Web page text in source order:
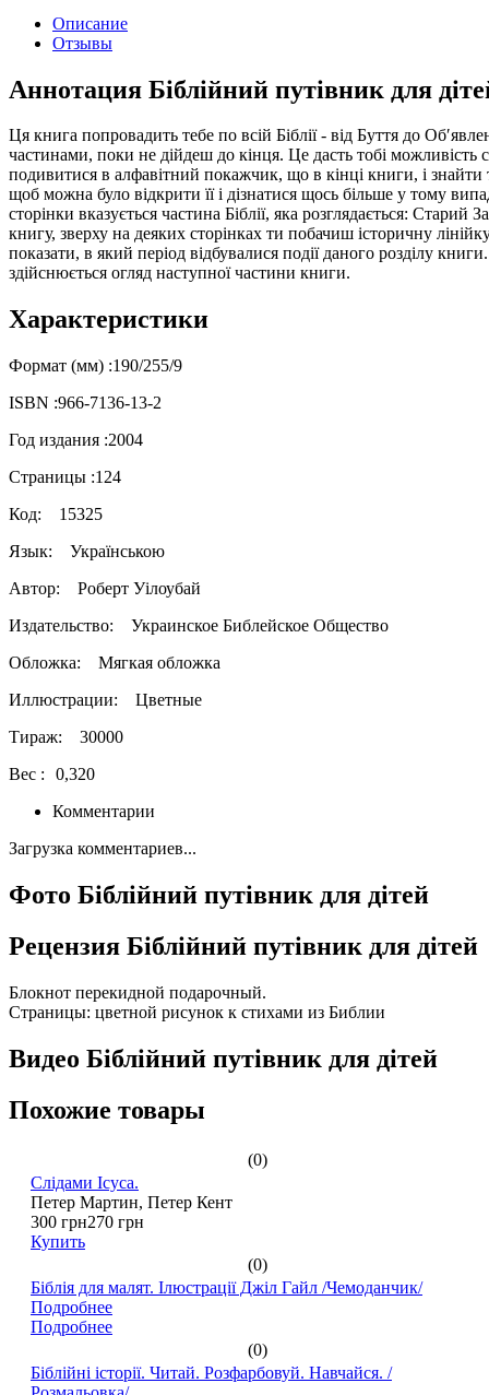
Описание
Отзывы
Аннотация Біблійний путівник для
Ця книга попровадить тебе по всій Біблії - від Буття до
частинами, поки не дійдеш до кінця. Це дасть тобі
подивитися в алфавітний покажчик, що в кінці книги, і
щоб можна було відкрити її і дізнатися щось більше у тому
сторінки вказується частина Біблії, яка розглядається:
книгу, зверху на деяких сторінках ти побачиш історичну
показати, в який період відбувалися події даного розділу
здійснюється огляд наступної частини книги.
Характеристики
Формат (мм) :190/255/9
ISBN :966-7136-13-2
Год издания :2004
Страницы :124
Код: 15325
Язык: Українською
Автор:
Роберт Уілоубай
Издательство:
Украинское Библейское Общество
Обложка: Мягкая обложка
Иллюстрации: Цветные
Тираж: 30000
Вес :
0,320
Комментарии
Загрузка комментариев...
Фото Біблійний путівник для дітей
Рецензия Біблійний путівник для дітей
Блокнот перекидной подарочный.
Страницы: цветной рисунок к стихами из Библии
Видео Біблійний путівник для дітей
Похожие товары
(0)
Слідами Ісуса.
Петер Мартин, Петер Кент
300 грн270 грн
Купить
(0)
Біблія для малят. Ілюстрації Джіл Гайл /Чемоданчик/
Подробнее
Подробнее
(0)
Біблійні історії. Читай. Розфарбовуй. Навчайся. /